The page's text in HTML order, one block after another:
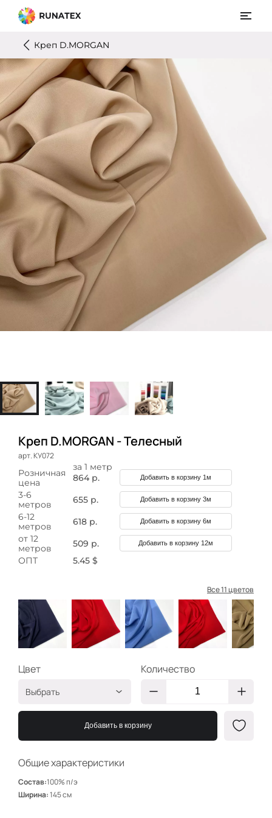
Креп D.MORGAN
Креп D.MORGAN - Телесный
арт. КУ072
Общие характеристики
Состав:100% п/э
Ширина:145 см
за 1 метр
Розничная
цена
864 р. Добавить в корзину 1м
3-6
метров
655 р. Добавить в корзину 3м
6-12
метров
618 р. Добавить в корзину 6м
от 12
метров
509 р. Добавить в корзину 12м
ОПТ 5.45 $
Все 11 цветов
Цвет
Выбрать
Чернильный
КУ036/2
КУ073
Красный
Бежево-коричневый
Количество
Добавить в корзину